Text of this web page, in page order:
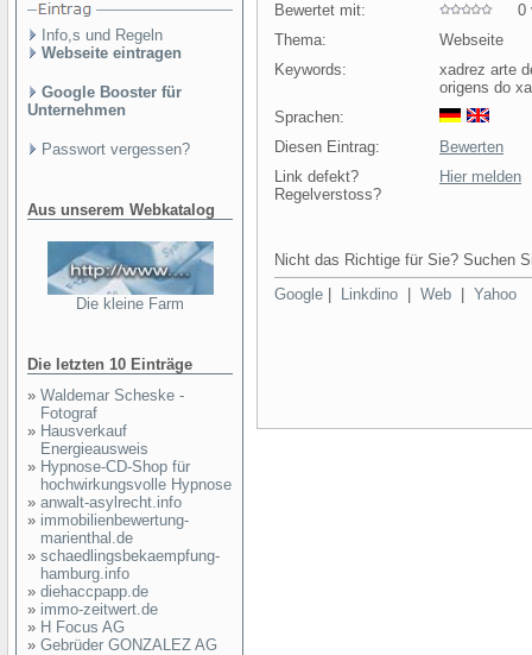
Info,s und Regeln
Webseite eintragen
Google Booster für
Unternehmen
Passwort vergessen?
Aus unserem Webkatalog
Die kleine Farm
Die letzten 10 Einträge
» Waldemar Scheske -
Fotograf
» Hausverkauf
Energieausweis
» Hypnose-CD-Shop für
hochwirkungsvolle Hypnose
» anwalt-asylrecht.info
» immobilienbewertung-
marienthal.de
» schaedlingsbekaempfung-
hamburg.info
» diehaccpapp.de
» immo-zeitwert.de
» H Focus AG
» Gebrüder GONZALEZ AG
Bewertet mit:
0
Thema:
Webseite
Keywords:
xadrez arte
origens do
Sprachen:
Diesen Eintrag:
Bewerten
Link defekt?
Regelverstoss?
Hier melden
Nicht das Richtige für Sie? Suchen
Google
Linkdino Web Yahoo